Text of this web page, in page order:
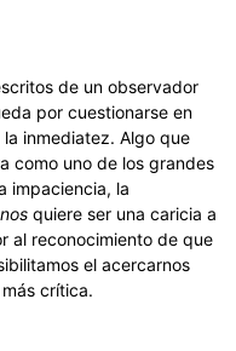
de un observador
por cuestionarse en
inmediatez. Algo que
como uno de los grandes
impaciencia, la
quiere ser una caricia a
al reconocimiento de que
el acercarnos
crítica.